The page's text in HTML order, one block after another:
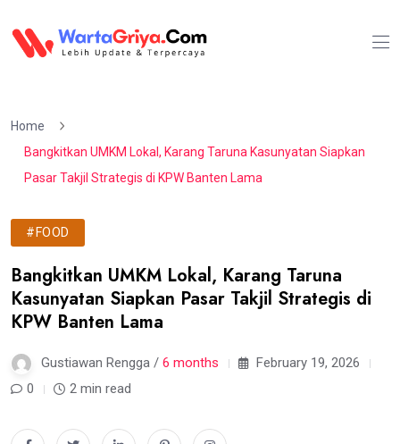
Home
Bangkitkan UMKM Lokal, Karang Taruna Kasunyatan Siapkan
Pasar Takjil Strategis di KPW Banten Lama
#FOOD
Bangkitkan UMKM Lokal, Karang Taruna
Kasunyatan Siapkan Pasar Takjil Strategis di
KPW Banten Lama
Gustiawan Rengga / 6 months
February 19, 2026
0
2 min read